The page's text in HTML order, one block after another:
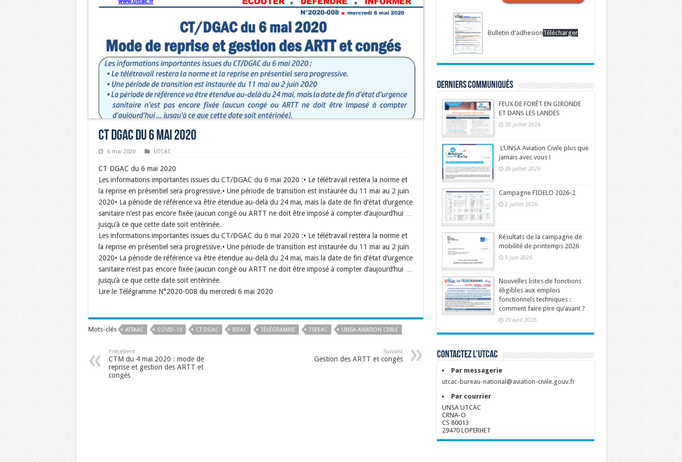
CT DGAC du 6 mai 2020
6 mai 2020 UTCAC
CT DGAC du 6 mai 2020
Les informations importantes issues du CT/DGAC du 6 mai 2020 :• Le télétravail restera la norme et
la reprise en présentiel sera progressive.• Une période de transition est instaurée du 11 mai au 2 juin
2020• La période de référence va être étendue au-delà du 24 mai, mais la date de fin d’état d’urgence
sanitaire n’est pas encore fixée (aucun congé ou ARTT ne doit être imposé à compter d’aujourd’hui …
jusqu’à ce que cette date soit entérinée.
Les informations importantes issues du CT/DGAC du 6 mai 2020 :• Le télétravail restera la norme et
la reprise en présentiel sera progressive.• Une période de transition est instaurée du 11 mai au 2 juin
2020• La période de référence va être étendue au-delà du 24 mai, mais la date de fin d’état d’urgence
sanitaire n’est pas encore fixée (aucun congé ou ARTT ne doit être imposé à compter d’aujourd’hui …
jusqu’à ce que cette date soit entérinée.
Lire le Télégramme N°2020-008 du mercredi 6 mai 2020
Mots-clés ATTAAC COVID-19 CT DGAC IEEAC TÉLÉGRAMME TSEEAC UNSA AVIATION CIVILE
Précédent
CTM du 4 mai 2020 : mode de
reprise et gestion des ARTT et
congés
Suivant
Gestion des ARTT et congés
Bulletin d'adhesionTélécharger
Derniers communiqués
FEUX DE FORÊT EN GIRONDE
ET DANS LES LANDES
30 juillet 2026
L’UNSA Aviation Civile plus que
jamais avec vous !
28 juillet 2026
Campagne FIDELO 2026-2
2 juillet 2026
Résultats de la campagne de
mobilité de printemps 2026
9 juin 2026
Nouvelles listes de fonctions
éligibles aux emplois
fonctionnels techniques :
comment faire pire qu’avant ?
29 avril 2026
Contactez l’UTCAC
Par messagerie
utcac-bureau-national@aviation-civile.gouv.fr
Par courrier
UNSA UTCAC
CRNA-O
CS 80013
29470 LOPERHET